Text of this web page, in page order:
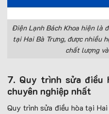
Điện Lạnh Bách Khoa hiện là
tại Hai Bà Trưng, được nhiều
chất lượng
7. Quy trình sửa điều
chuyên nghiệp nhất
Quy trình sửa điều hòa tại